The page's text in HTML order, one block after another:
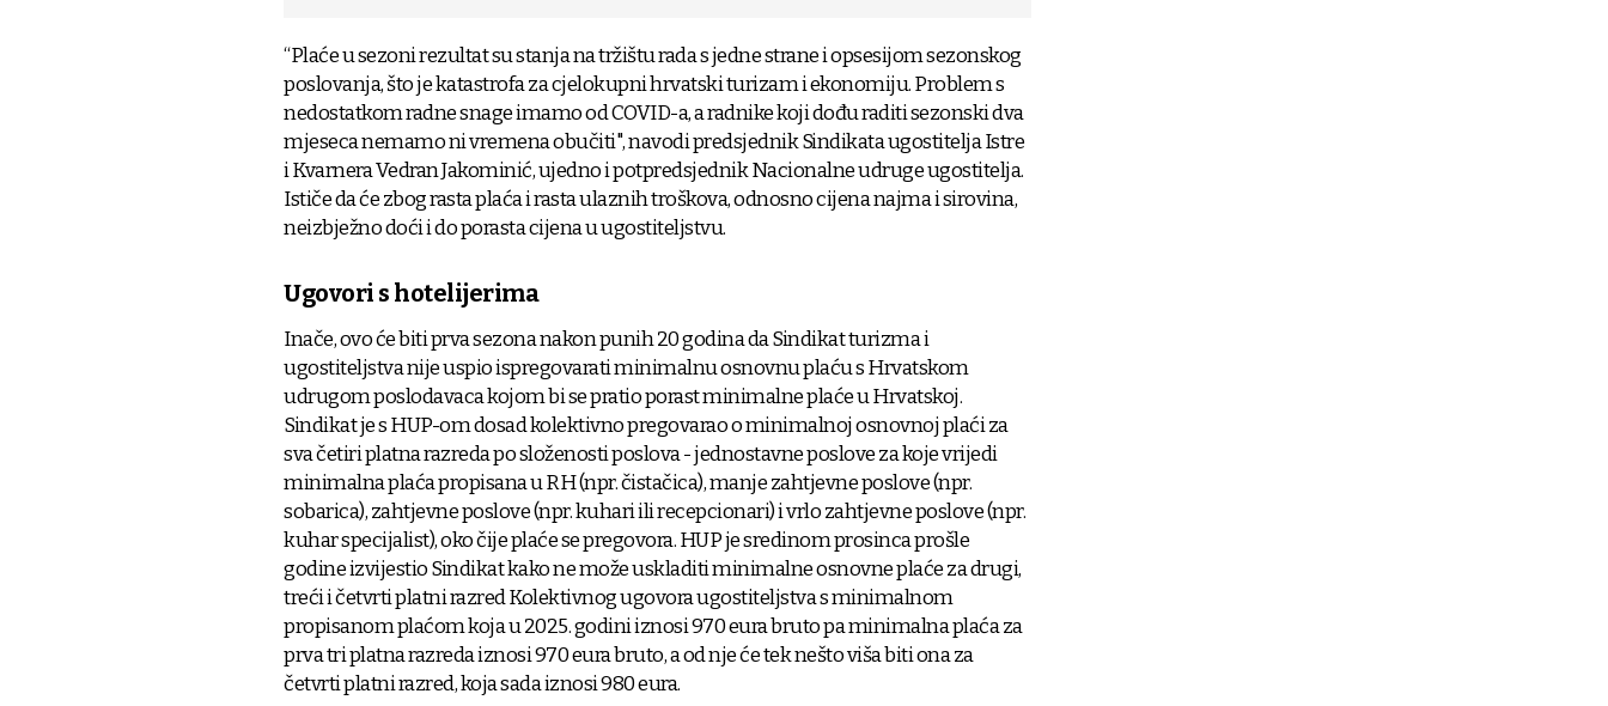
“Plaće u sezoni rezultat su stanja na tržištu rada s jedne strane i opsesijom sezonskog
poslovanja, što je katastrofa za cjelokupni hrvatski turizam i ekonomiju. Problem s
nedostatkom radne snage imamo od COVID-a, a radnike koji dođu raditi sezonski dva
mjeseca nemamo ni vremena obučiti", navodi predsjednik Sindikata ugostitelja Istre
i Kvarnera Vedran Jakominić, ujedno i potpredsjednik Nacionalne udruge ugostitelja.
Ističe da će zbog rasta plaća i rasta ulaznih troškova, odnosno cijena najma i sirovina,
neizbježno doći i do porasta cijena u ugostiteljstvu.
Ugovori s hotelijerima
Inače, ovo će biti prva sezona nakon punih 20 godina da Sindikat turizma i
ugostiteljstva nije uspio ispregovarati minimalnu osnovnu plaću s Hrvatskom
udrugom poslodavaca kojom bi se pratio porast minimalne plaće u Hrvatskoj.
Sindikat je s HUP-om dosad kolektivno pregovarao o minimalnoj osnovnoj plaći za
sva četiri platna razreda po složenosti poslova - jednostavne poslove za koje vrijedi
minimalna plaća propisana u RH (npr. čistačica), manje zahtjevne poslove (npr.
sobarica), zahtjevne poslove (npr. kuhari ili recepcionari) i vrlo zahtjevne poslove (npr.
kuhar specijalist), oko čije plaće se pregovora. HUP je sredinom prosinca prošle
godine izvijestio Sindikat kako ne može uskladiti minimalne osnovne plaće za drugi,
treći i četvrti platni razred Kolektivnog ugovora ugostiteljstva s minimalnom
propisanom plaćom koja u 2025. godini iznosi 970 eura bruto pa minimalna plaća za
prva tri platna razreda iznosi 970 eura bruto, a od nje će tek nešto viša biti ona za
četvrti platni razred, koja sada iznosi 980 eura.